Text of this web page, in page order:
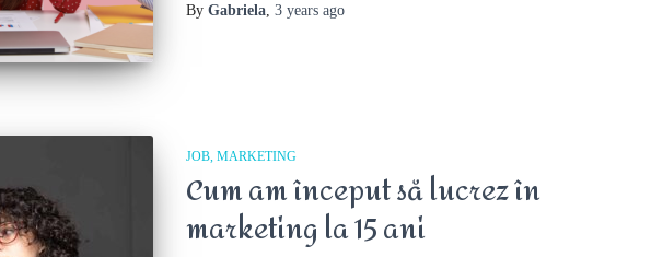
By Gabriela, 3 years ago
JOB MARKETING
Cum am început să lucrez în
marketing la 15 ani